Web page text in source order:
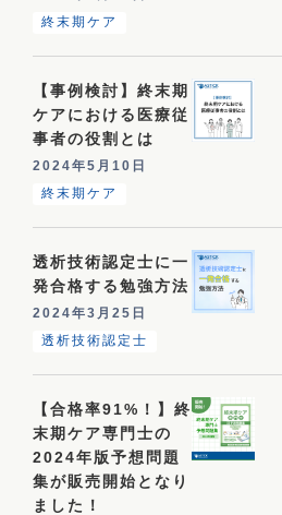
終末期ケア
【事例検討】終末期
ケアにおける医療従
事者の役割とは
2024年5月10日
終末期ケア
透析技術認定士に一
発合格する勉強方法
2024年3月25日
透析技術認定士
【合格率91%！】終
末期ケア専門士の
2024年版予想問題
集が販売開始となり
ました！